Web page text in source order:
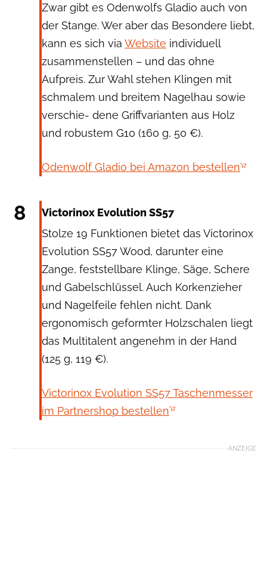
Zwar gibt es Odenwolfs Gladio auch von
der Stange. Wer aber das Besondere liebt,
kann es sich via Website individuell
zusammenstellen – und das ohne
Aufpreis. Zur Wahl stehen Klingen mit
schmalem und breitem Nagelhau sowie
verschie- dene Griffvarianten aus Holz
und robustem G10 (160 g, 50 €).
Odenwolf Gladio bei Amazon bestellen
8
Victorinox Evolution SS57
Stolze 19 Funktionen bietet das Victorinox
Evolution SS57 Wood, darunter eine
Zange, feststellbare Klinge, Säge, Schere
und Gabelschlüssel. Auch Korkenzieher
und Nagelfeile fehlen nicht. Dank
ergonomisch geformter Holzschalen liegt
das Multitalent angenehm in der Hand
(125 g, 119 €).
Victorinox Evolution SS57 Taschenmesser
im Partnershop bestellen
ANZEIGE